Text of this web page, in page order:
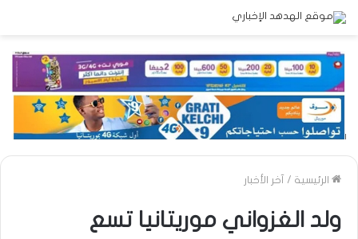
الرئيسية / آخر الأخبار
ولد الغزواني موريتانيا تسع